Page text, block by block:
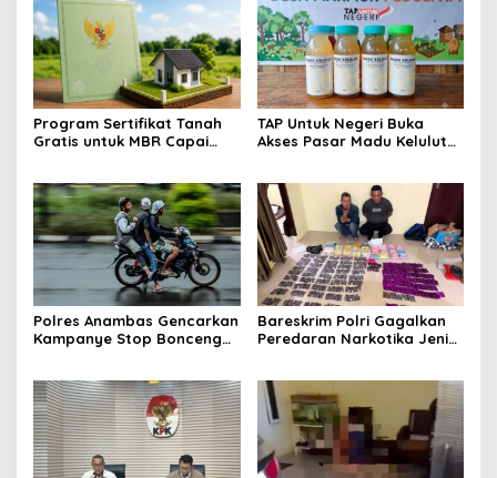
Program Sertifikat Tanah
Gratis untuk MBR Capai
Sebulan
TAP Untuk Negeri Buka
Akses Pasar Madu Kelulut
Polres Anambas Gencarkan
Kampanye Stop Bonceng
di Jalan
Bareskrim Polri Gagalkan
Peredaran Narkotika Jenis
Ditangkap